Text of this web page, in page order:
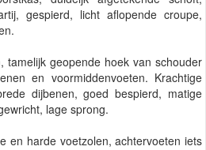
gespierd, licht aflopende croupe,
tamelijk geopende hoek van schouder
en voormiddenvoeten. Krachtige
dijbenen, goed bespierd, matige
lage sprong.
en harde voetzolen, achtervoeten iets